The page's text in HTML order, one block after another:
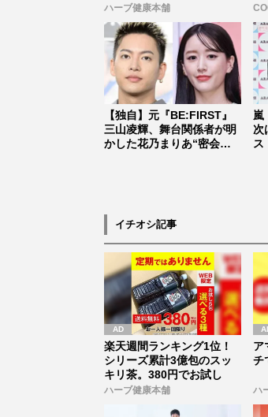
ハーブ健康本舗
【独自】元『BE:FIRST』
三山凌輝、舞台関係者が明
かした花乃まりあ“密会報
嵐
次
ス
イチオシ記事
楽天週間ランキング1位！
シリーズ累計3億包のスッ
キリ茶。380円でお試し
ハーブ健康本舗
ア
チ
ハ